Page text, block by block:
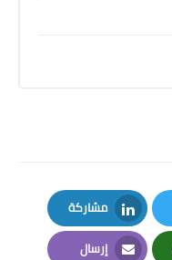
مشاركة
LinkedIn
إرسال